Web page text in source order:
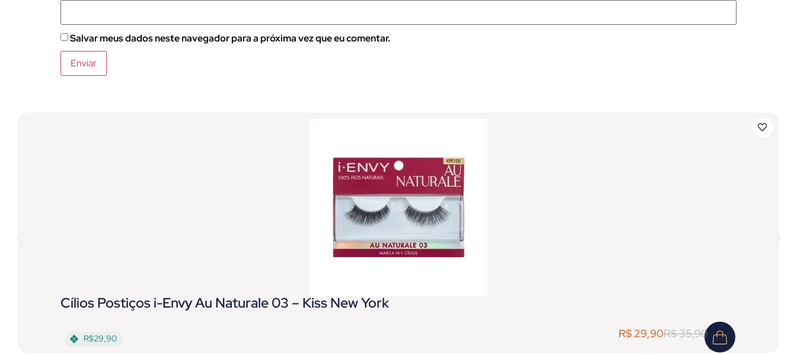
Salvar meus dados neste navegador para a próxima vez que eu comentar.
Cílios Postiços i-Envy Au Naturale 03 – Kiss New York
R$35,90
R$ 29,90
R$29,90